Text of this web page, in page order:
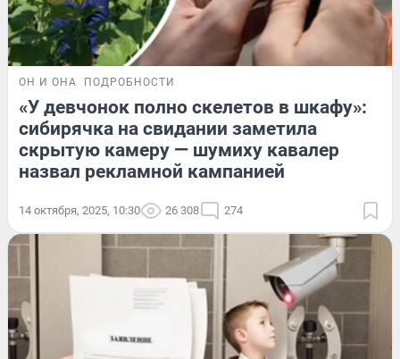
ОН И ОНА ПОДРОБНОСТИ
«У девчонок полно скелетов в шкафу»:
сибирячка на свидании заметила
скрытую камеру — шумиху кавалер
назвал рекламной кампанией
14 октября, 2025, 10:30 26 308 274